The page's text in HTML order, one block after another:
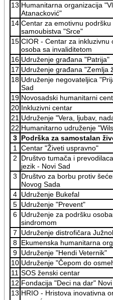
13 Humanitarna organizacija
Atanacković"
14 Centar za emotivnu podršku
samoubistva "Srce"
15 CIOR - Centar za inkluzivnu
osoba sa invaliditetom
16 Udruženje građana "Patrija"
17 Udruženje građana "Zemlja
18 Udruženje negovateljica
Sad
19 Novosadski humanitarni
20 Inkluzivni centar
21 Udruženje "Vera, ljubav,
22 Humanitarno udruženje
3 Podrška za samostalan
1
Centar "Živeti uspravno"
2
Društvo tumača i
jezik - Novi Sad
3
Društvo za borbu protiv
Novog Sada
4 Udruženje Bukefal
5 Udruženje "Prevent"
6 Udruženje za podršku
sindromom
7 Udruženje distrofičara
8 Ekumenska humanitarna
9 Udruženje "Hendi Veternik"
10 Udruženje "Čepom do
11 SOS ženski centar
12 Fondacija "Deci na dar" Novi
13 HRIO - Hristova inovativna